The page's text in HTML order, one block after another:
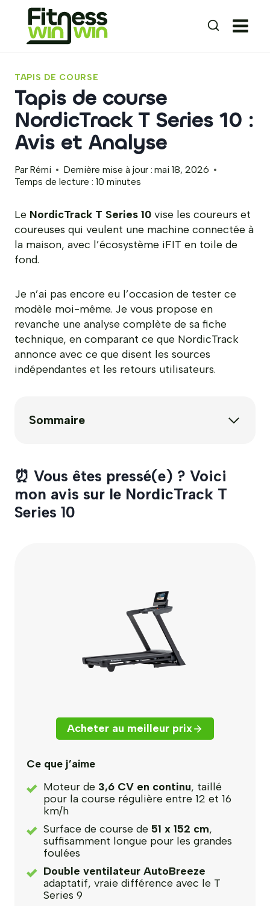
contenu
TAPIS DE COURSE
Tapis de course
NordicTrack T Series 10 :
Avis et Analyse
Par Rémi Dernière mise à jour : mai 18, 2026
Temps de lecture : 10 minutes
Le NordicTrack T Series 10 vise les coureurs et
coureuses qui veulent une machine connectée à
la maison, avec l’écosystème iFIT en toile de
fond.
Je n’ai pas encore eu l’occasion de tester ce
modèle moi-même. Je vous propose en
revanche une analyse complète de sa fiche
technique, en comparant ce que NordicTrack
annonce avec ce que disent les sources
indépendantes et les retours utilisateurs.
Sommaire
⏰ Vous êtes pressé(e) ? Voici
mon avis sur le NordicTrack T
Series 10
Acheter au meilleur prix
Ce que j’aime
Moteur de 3,6 CV en continu, taillé
pour la course régulière entre 12 et 16
km/h
Surface de course de 51 x 152 cm,
suffisamment longue pour les grandes
foulées
Double ventilateur AutoBreeze
adaptatif, vraie différence avec le T
Series 9